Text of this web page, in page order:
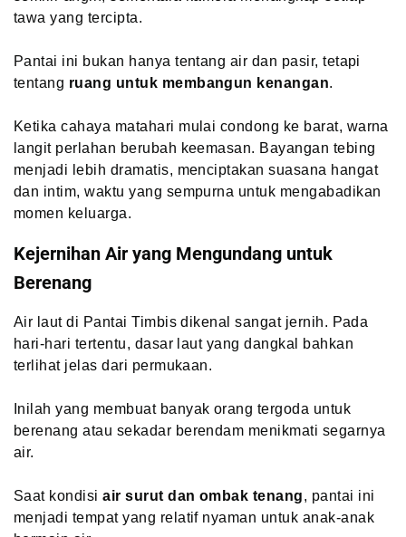
tawa yang tercipta.
Pantai ini bukan hanya tentang air dan pasir, tetapi
tentang ruang untuk membangun kenangan.
Ketika cahaya matahari mulai condong ke barat, warna
langit perlahan berubah keemasan. Bayangan tebing
menjadi lebih dramatis, menciptakan suasana hangat
dan intim, waktu yang sempurna untuk mengabadikan
momen keluarga.
Kejernihan Air yang Mengundang untuk
Berenang
Air laut di Pantai Timbis dikenal sangat jernih. Pada
hari-hari tertentu, dasar laut yang dangkal bahkan
terlihat jelas dari permukaan.
Inilah yang membuat banyak orang tergoda untuk
berenang atau sekadar berendam menikmati segarnya
air.
Saat kondisiair surut dan ombak tenang, pantai ini
menjadi tempat yang relatif nyaman untuk anak-anak